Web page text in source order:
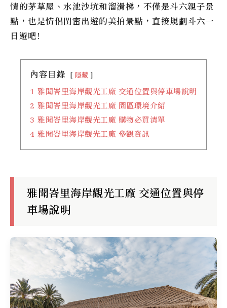
情的茅草屋、水池沙坑和溜滑梯，不僅是斗六親子景
點，也是情侶閨密出遊的美拍景點，直接規劃斗六一
日遊吧!
內容目錄 隱藏
1 雅聞峇里海岸觀光工廠 交通位置與停車場說明
2 雅聞峇里海岸觀光工廠 園區環境介紹
3 雅聞峇里海岸觀光工廠 購物必買清單
4 雅聞峇里海岸觀光工廠 參觀資訊
雅聞峇里海岸觀光工廠 交通位置與停
車場說明